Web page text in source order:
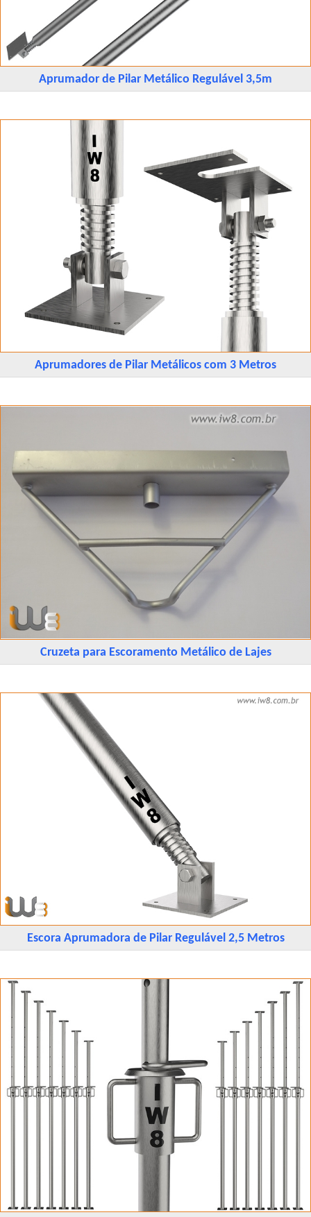
Aprumador de Pilar Metálico Regulável 3,5m
Aprumadores de Pilar Metálicos com 3 Metros
Cruzeta para Escoramento Metálico de Lajes
Escora Aprumadora de Pilar Regulável 2,5 Metros